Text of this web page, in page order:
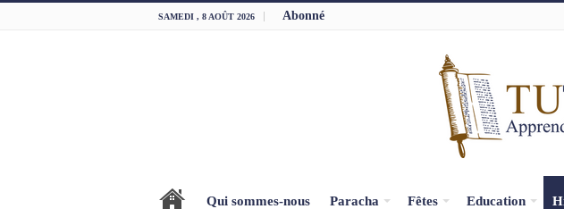
SAMEDI , 8 AOÛT 2026 Abonné
Qui sommes-nous Paracha Fêtes Education